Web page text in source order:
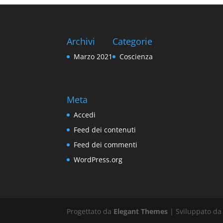
Archivi
Marzo 2021
Categorie
Coscienza
Meta
Accedi
Feed dei contenuti
Feed dei commenti
WordPress.org
Progettato da Elegant Themes | Sviluppato